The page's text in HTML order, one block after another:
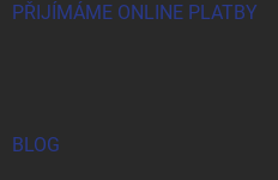
PŘIJÍMÁME ONLINE PLATBY
BLOG